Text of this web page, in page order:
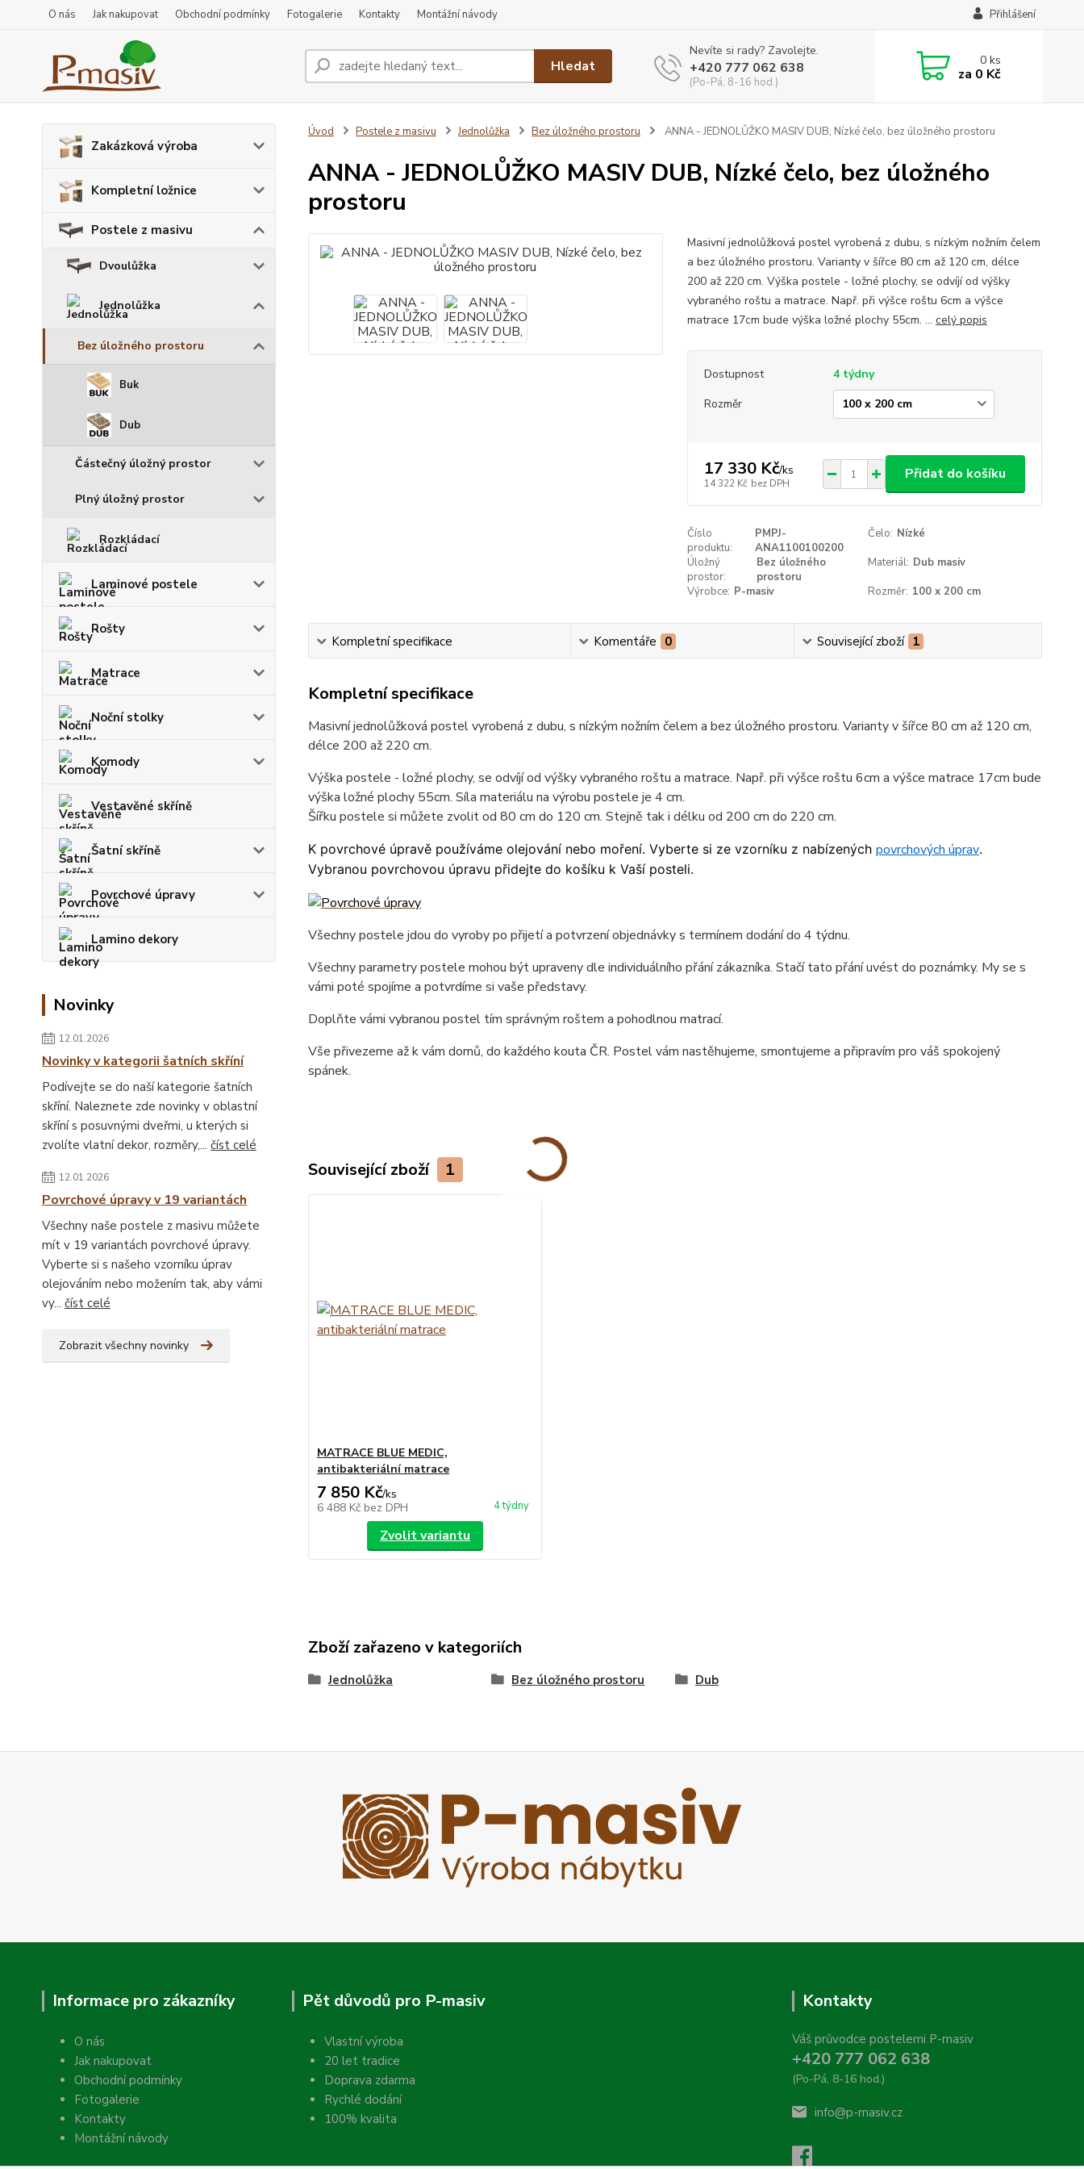
O nás Jak nakupovat Obchodní podmínky Fotogalerie Kontakty Montážní návody Přihlášení
Hledat
Nevíte si rady? Zavolejte.
+420 777 062 638
(Po-Pá, 8-16 hod.)
0ks
za 0 Kč
Zakázková výroba
Kompletní ložnice
Postele z masivu
Dvoulůžka
Jednolůžka
Bez úložného prostoru
Buk
Dub
Částečný úložný prostor
Plný úložný prostor
Rozkládací
Laminové postele
Rošty
Matrace
Noční stolky
Komody
Vestavěné skříně
Šatní skříně
Povrchové úpravy
Lamino dekory
Novinky
12.01.2026
Novinky v kategorii šatních skříní
Podívejte se do naší kategorie šatních
skříní. Naleznete zde novinky v oblastní
skříní s posuvnými dveřmi, u kterých si
zvolíte vlatní dekor, rozměry,... číst celé
12.01.2026
Povrchové úpravy v 19 variantách
Všechny naše postele z masivu můžete
mít v 19 variantách povrchové úpravy.
Vyberte si s našeho vzorníku úprav
olejováním nebo možením tak, aby vámi
vy... číst celé
Zobrazit všechny novinky
Úvod Postele z masivu Jednolůžka Bez úložného prostoru ANNA - JEDNOLŮŽKO MASIV DUB, Nízké čelo, bez úložného prostoru
ANNA - JEDNOLŮŽKO MASIV DUB, Nízké čelo, bez úložného
prostoru
Masivní jednolůžková postel vyrobená z dubu, s nízkým nožním čelem
a bez úložného prostoru. Varianty v šířce 80 cm až 120 cm, délce
200 až 220 cm. Výška postele - ložné plochy, se odvíjí od výšky
vybraného roštu a matrace. Např. při výšce roštu 6cm a výšce
matrace 17cm bude výška ložné plochy 55cm. ... celý popis
Dostupnost
4 týdny
Rozměr
17 330 Kč/ks
14 322 Kč bez DPH
Přidat do košíku
Číslo
produktu:
PMPJ-
ANA1100100200
Čelo: Nízké
Úložný
prostor:
Bez úložného
prostoru
Materiál: Dub masiv
Výrobce: P-masiv Rozměr: 100 x 200 cm
Kompletní specifikace Komentáře 0 Související zboží 1
Kompletní specifikace
Masivní jednolůžková postel vyrobená z dubu, s nízkým nožním čelem a bez úložného prostoru. Varianty v šířce 80 cm až 120 cm,
délce 200 až 220 cm.
Výška postele - ložné plochy, se odvíjí od výšky vybraného roštu a matrace. Např. při výšce roštu 6cm a výšce matrace 17cm bude
výška ložné plochy 55cm. Síla materiálu na výrobu postele je 4 cm.
Šířku postele si můžete zvolit od 80 cm do 120 cm. Stejně tak i délku od 200 cm do 220 cm.
K povrchové úpravě používáme olejování nebo moření. Vyberte si ze vzorníku z nabízených povrchových úprav.
Vybranou povrchovou úpravu přidejte do košíku k Vaší posteli.
Všechny postele jdou do vyroby po přijetí a potvrzení objednávky s termínem dodání do 4 týdnu.
Všechny parametry postele mohou být upraveny dle individuálního přání zákazníka. Stačí tato přání uvést do poznámky. My se s
vámi poté spojíme a potvrdíme si vaše představy.
Doplňte vámi vybranou postel tím správným roštem a pohodlnou matrací.
Vše přivezeme až k vám domů, do každého kouta ČR. Postel vám nastěhujeme, smontujeme a připravím pro váš spokojený
spánek.
Související zboží 1
MATRACE BLUE MEDIC,
antibakteriální matrace
7 850 Kč/ks
6 488 Kč bez DPH 4 týdny
Zvolit variantu
Zboží zařazeno v kategoriích
Jednolůžka Bez úložného prostoru Dub
Informace pro zákazníky
O nás
Jak nakupovat
Obchodní podmínky
Fotogalerie
Kontakty
Montážní návody
Pět důvodů pro P-masiv
Vlastní výroba
20 let tradice
Doprava zdarma
Rychlé dodání
100% kvalita
Kontakty
Váš průvodce postelemi P-masiv
+420 777 062 638
(Po-Pá, 8-16 hod.)
info@p-masiv.cz